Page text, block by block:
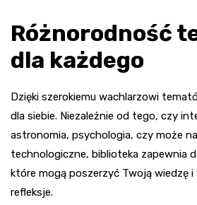
Różnorodność
dla każdego
Dzięki szerokiemu wachlarzowi
dla siebie. Niezależnie od tego, czy
astronomia, psychologia, czy może
technologiczne, biblioteka zapewnia
które mogą poszerzyć Twoją wiedzę i
refleksje.